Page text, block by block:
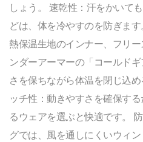
しょう。 速乾性：汗をかいて
どは、体を冷やすのを防ぎま
熱保温生地のインナー、フリ
ンダーアーマーの「コールド
さを保ちながら体温を閉じ込
ッチ性：動きやすさを確保す
るウェアを選ぶと快適です。
グでは、風を通しにくいウィ